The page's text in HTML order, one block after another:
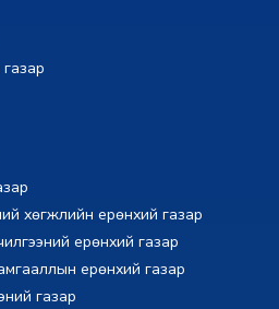
хөгжлийн ерөнхий газар
ерөнхий газар
ерөнхий газар
газар